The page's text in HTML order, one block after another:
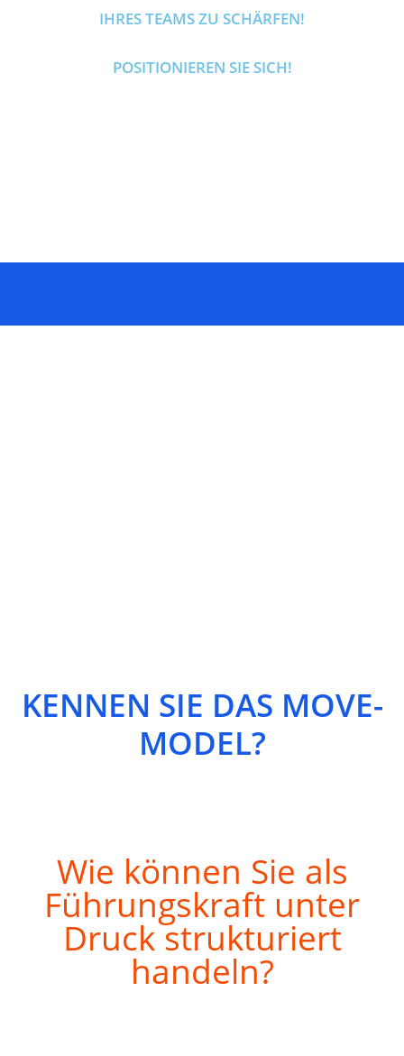
IHRES TEAMS ZU SCHÄRFEN!
POSITIONIEREN SIE SICH!
KENNEN SIE DAS MOVE-
MODEL?
Wie können Sie als
Führungskraft unter
Druck strukturiert
handeln?